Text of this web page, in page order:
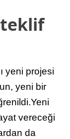
teklif
yeni projesi
yeni bir
vereceği
da